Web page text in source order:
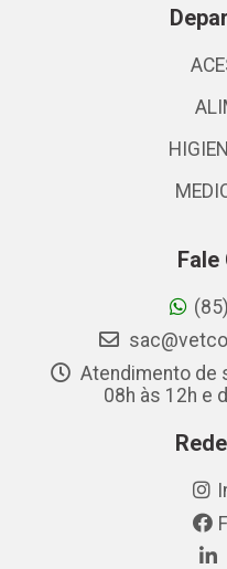
Fale
Atendimento de
08h às 12h e